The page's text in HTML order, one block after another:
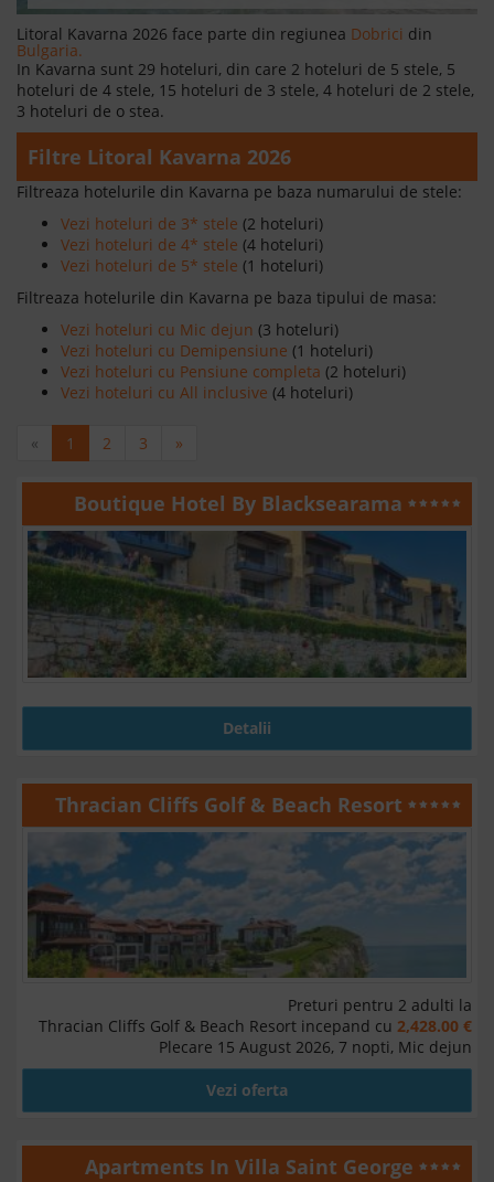
Litoral Kavarna 2026 face parte din regiunea Dobrici din
Bulgaria.
In Kavarna sunt 29 hoteluri, din care 2 hoteluri de 5 stele, 5
hoteluri de 4 stele, 15 hoteluri de 3 stele, 4 hoteluri de 2 stele,
3 hoteluri de o stea.
Filtre Litoral Kavarna 2026
Filtreaza hotelurile din Kavarna pe baza numarului de stele:
Vezi hoteluri de 3* stele (2 hoteluri)
Vezi hoteluri de 4* stele (4 hoteluri)
Vezi hoteluri de 5* stele (1 hoteluri)
Filtreaza hotelurile din Kavarna pe baza tipului de masa:
Vezi hoteluri cu Mic dejun (3 hoteluri)
Vezi hoteluri cu Demipensiune (1 hoteluri)
Vezi hoteluri cu Pensiune completa (2 hoteluri)
Vezi hoteluri cu All inclusive (4 hoteluri)
« 1 2 3 »
Boutique Hotel By Blacksearama
Detalii
Thracian Cliffs Golf & Beach Resort
Preturi pentru 2 adulti la
Thracian Cliffs Golf & Beach Resort incepand cu 2,428.00 €
Plecare 15 August 2026, 7 nopti, Mic dejun
Vezi oferta
Apartments In Villa Saint George